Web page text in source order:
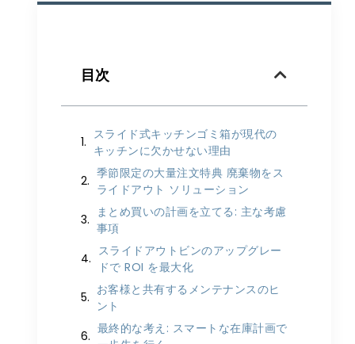
目次
スライド式キッチンゴミ箱が現代の
キッチンに欠かせない理由
季節限定の大量注文特典 廃棄物をス
ライドアウト ソリューション
まとめ買いの計画を立てる: 主な考慮
事項
スライドアウトビンのアップグレー
ドで ROI を最大化
お客様と共有するメンテナンスのヒ
ント
最終的な考え: スマートな在庫計画で